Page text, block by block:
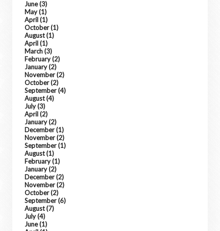
June(3)
May(1)
April(1)
October(1)
August(1)
April(1)
March(3)
February(2)
January(2)
November(2)
October(2)
September(4)
August(4)
July(3)
April(2)
January(2)
December(1)
November(2)
September(1)
August(1)
February(1)
January(2)
December(2)
November(2)
October(2)
September(6)
August(7)
July(4)
June(1)